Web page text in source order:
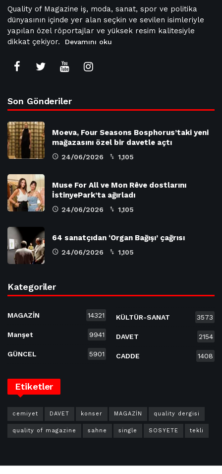
Quality of Magazine iş, moda, sanat, spor ve politika
dünyasının içinde yer alan seçkin ve sevilen isimleriyle
yapılan özel röportajlar ve yüksek resim kalitesiyle
dikkat çekiyor.
Devamını oku
Son Gönderiler
Moeva, Four Seasons Bosphorus’taki yeni
mağazasını özel bir davetle açtı
24/06/2026 1,105
Muse For All ve Mon Rêve dostlarını
İstinyePark’ta ağırladı
24/06/2026 1,105
64 sanatçıdan ‘Organ Bağışı’ çağrısı
24/06/2026 1,105
Kategoriler
MAGAZİN 14321
Manşet 9941
GÜNCEL 5901
KÜLTÜR-SANAT 3573
DAVET 2154
CADDE 1408
Etiketler
cemiyet DAVET konser MAGAZİN quality dergisi
quality of magazine sahne single SOSYETE tekli